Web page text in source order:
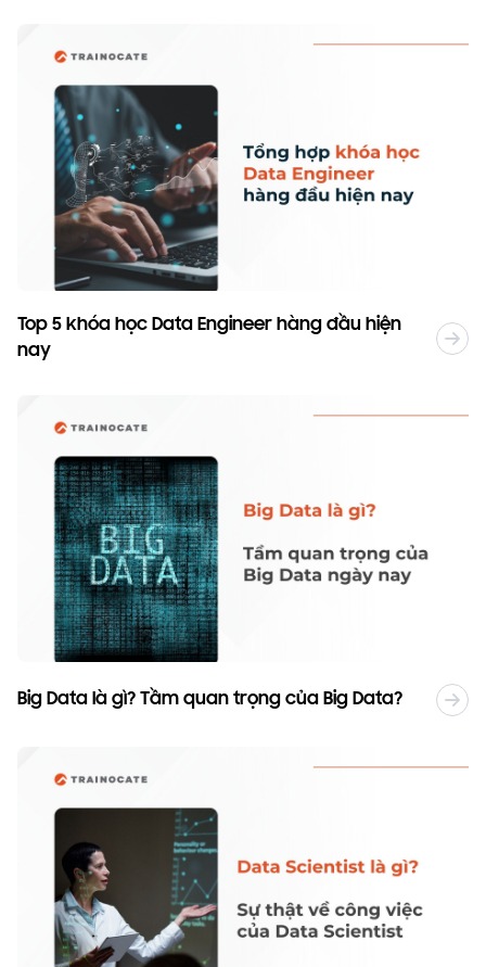
Top 5 khóa học Data Engineer hàng đầu hiện
nay
Big Data là gì? Tầm quan trọng của Big Data?